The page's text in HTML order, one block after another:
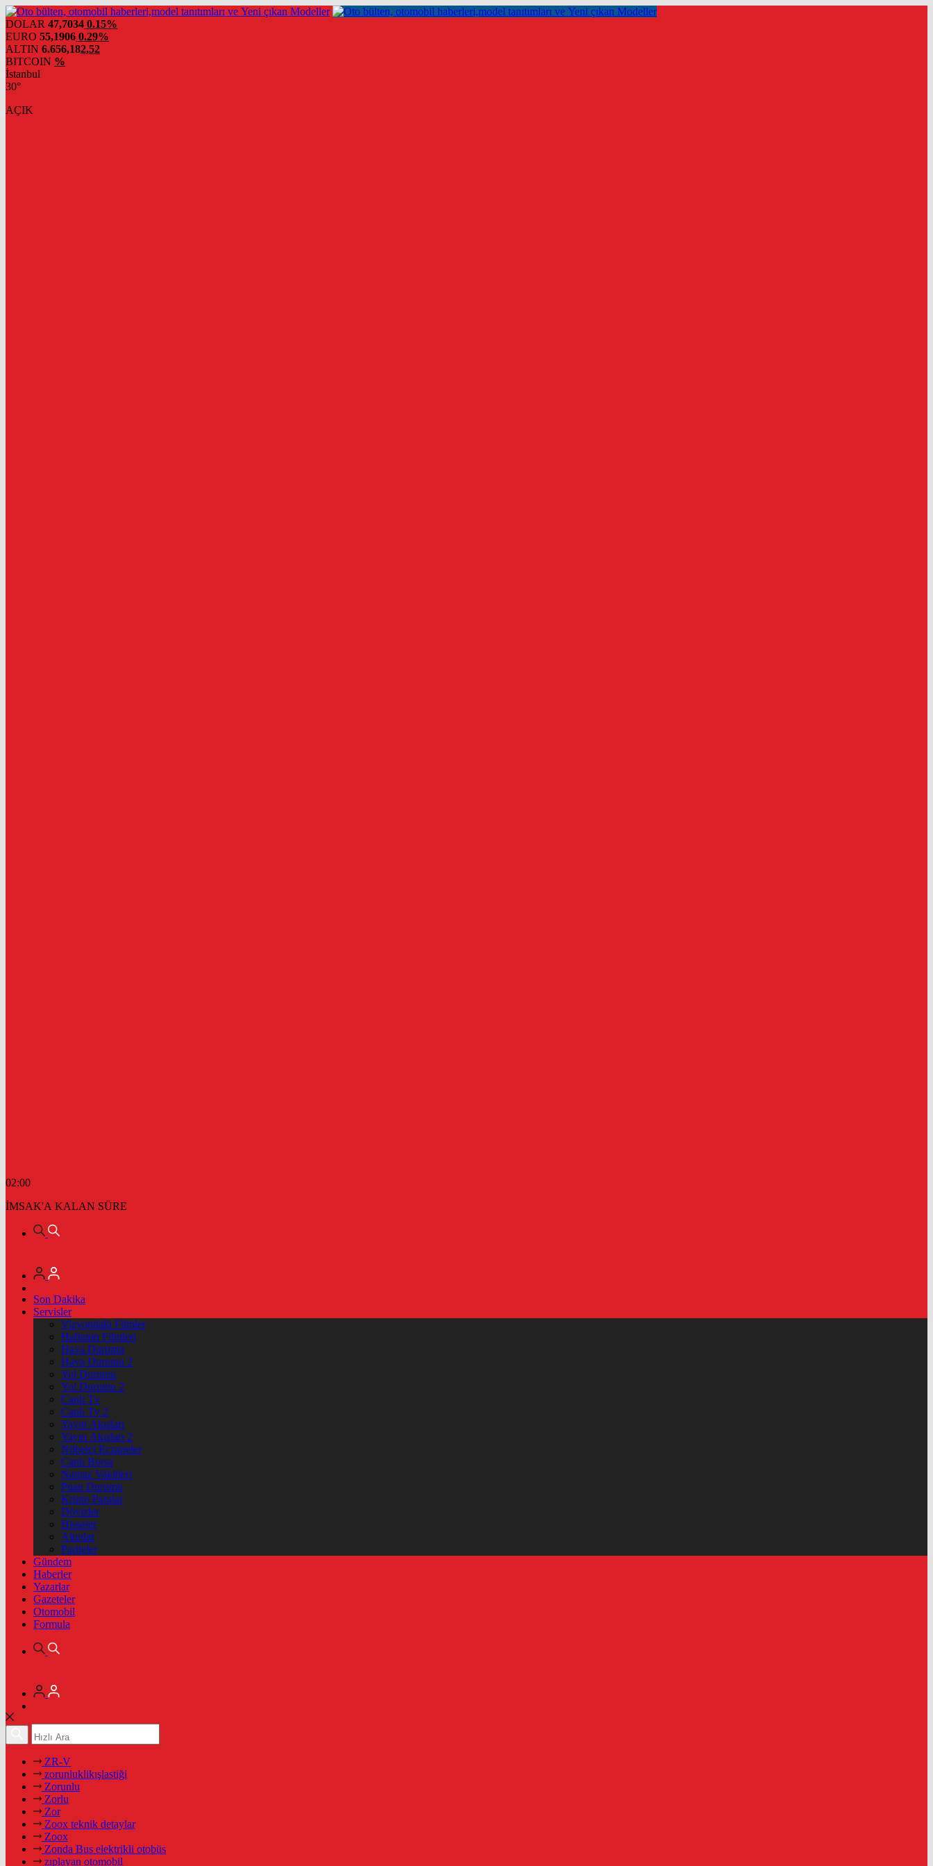
DOLAR 47,7034 0.15%
EURO 55,1906 0.29%
ALTIN 6.656,182,52
BITCOIN %
İstanbul
30°
AÇIK
02:00
İMSAK'A KALAN SÜRE
Son Dakika
Servisler
Vizyondaki Filmler
Haftanin Filmleri
Hava Durumu
Hava Durumu 2
Yol Durumu
Yol Durumu 2
Canlı Tv
Canlı Tv 2
Yayın Akışları
Yayın Akışları 2
Nöbetçi Eczaneler
Canlı Borsa
Namaz Vakitleri
Puan Durumu
Kripto Paralar
Dövizler
Hisseler
Altınlar
Pariteler
Gündem
Haberler
Yazarlar
Gazeteler
Otomobil
Formula
ZR-V
zorunluklikışlastiği
Zorunlu
Zorlu
Zor
Zoox teknik detaylar
Zoox
Zonda Bus elektrikli otobüs
zıplayan otomobil